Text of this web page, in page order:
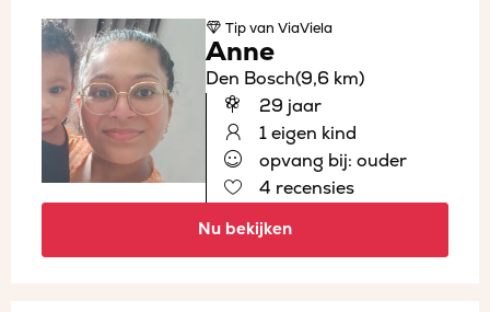
Tipvan ViaViela
Anne
Den Bosch(9,6 km)
29 jaar
1 eigen kind
opvang bij: ouder
4 recensies
Nu bekijken